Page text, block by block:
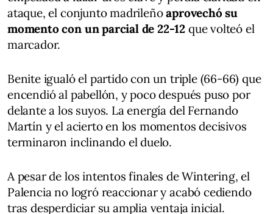
ataque, el conjunto madrileñoaprovechó su
momento con un parcial de 22-12 que volteó el
marcador.
Benite igualó el partido con un triple (66-66) que
encendió al pabellón, y poco después puso por
delante a los suyos. La energía del Fernando
Martín y el acierto en los momentos decisivos
terminaron inclinando el duelo.
A pesar de los intentos finales de Wintering, el
Palencia no logró reaccionar y acabó cediendo
tras desperdiciar su amplia ventaja inicial.